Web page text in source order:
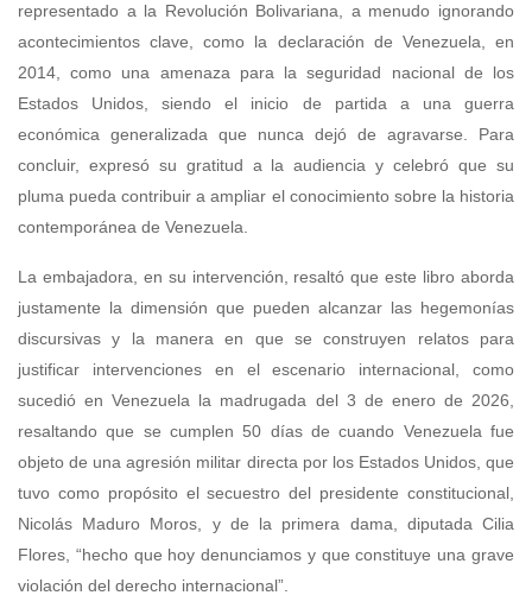
representado a la Revolución Bolivariana, a menudo ignorando
acontecimientos clave, como la declaración de Venezuela, en
2014, como una amenaza para la seguridad nacional de los
Estados Unidos, siendo el inicio de partida a una guerra
económica generalizada que nunca dejó de agravarse. Para
concluir, expresó su gratitud a la audiencia y celebró que su
pluma pueda contribuir a ampliar el conocimiento sobre la historia
contemporánea de Venezuela.
La embajadora, en su intervención, resaltó que este libro aborda
justamente la dimensión que pueden alcanzar las hegemonías
discursivas y la manera en que se construyen relatos para
justificar intervenciones en el escenario internacional, como
sucedió en Venezuela la madrugada del 3 de enero de 2026,
resaltando que se cumplen 50 días de cuando Venezuela fue
objeto de una agresión militar directa por los Estados Unidos, que
tuvo como propósito el secuestro del presidente constitucional,
Nicolás Maduro Moros, y de la primera dama, diputada Cilia
Flores, “hecho que hoy denunciamos y que constituye una grave
violación del derecho internacional”.